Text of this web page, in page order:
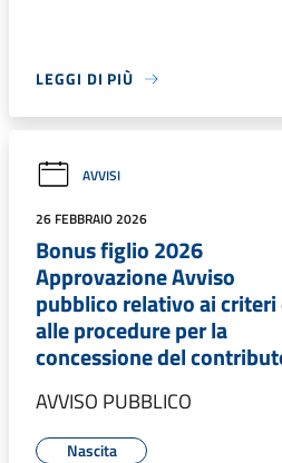
LEGGI DI PIÙ
AVVISI
26 FEBBRAIO 2026
Bonus figlio 2026
Approvazione Avviso
pubblico relativo ai criteri
alle procedure per la
concessione del
AVVISO PUBBLICO
Nascita